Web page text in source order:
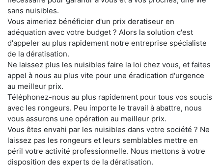
sans nuisibles.
Vous aimeriez bénéficier d'un prix deratiseur en
adéquation avec votre budget ? Alors la solution c'est
d'appeler au plus rapidement notre entreprise spécialiste
de la dératisation.
Ne laissez plus les nuisibles faire la loi chez vous, et faites
appel à nous au plus vite pour une éradication d'urgence
au meilleur prix.
Téléphonez-nous au plus rapidement pour tous vos soucis
avec les rongeurs. Peu importe le travail à abattre, nous
vous assurons une opération au meilleur prix.
Vous êtes envahi par les nuisibles dans votre société ? Ne
laissez pas les rongeurs et leurs semblables mettre en
péril votre activité professionnelle. Nous mettons à votre
disposition des experts de la dératisation.